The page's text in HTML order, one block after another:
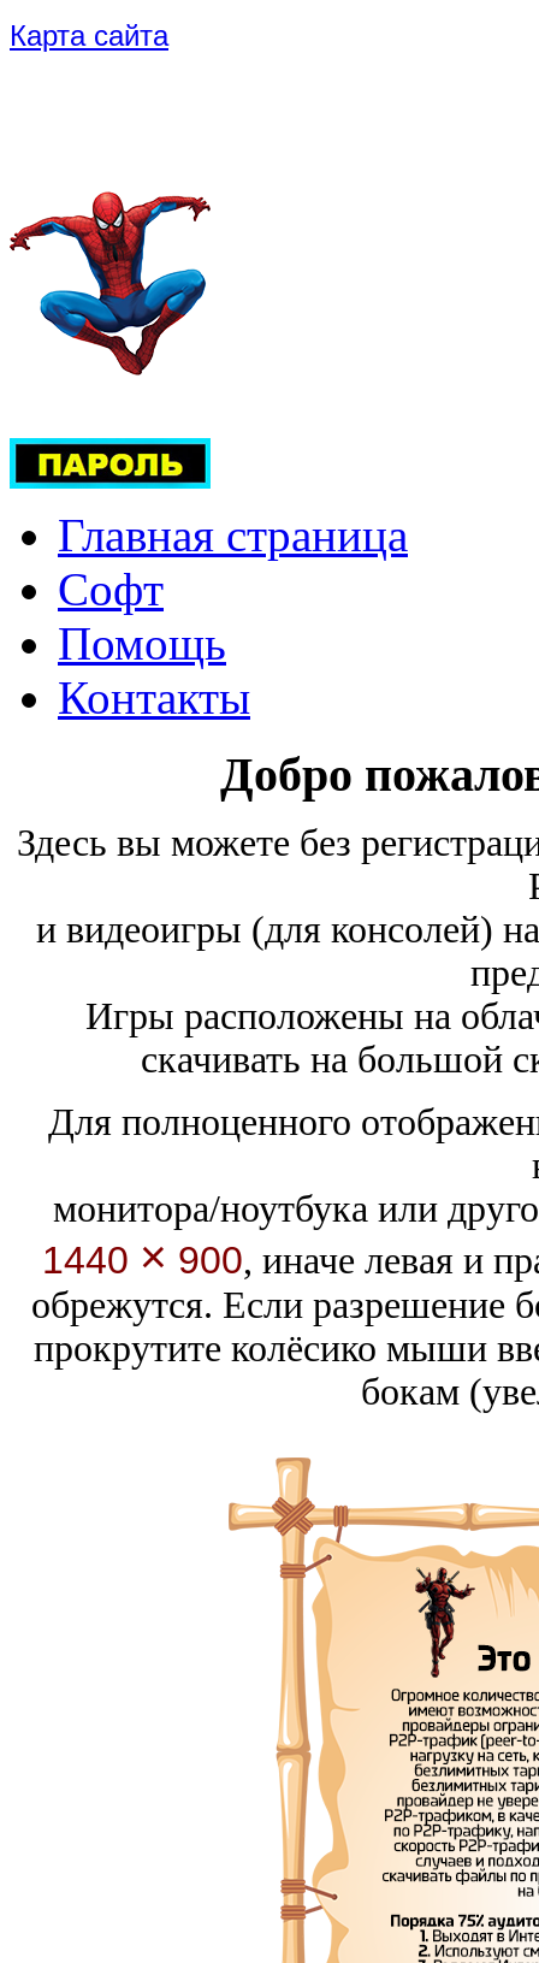
Карта сайта
Главная страница
Софт
Помощь
Контакты
Добро
Здесь вы можете без
и видеоигры (для консолей)
Игры расположены на
скачивать на большой
Для полноценного
монитора/ноутбука или
1440 × 900, иначе левая и
обрежутся. Если разрешение
прокрутите колёсико мыши
бокам